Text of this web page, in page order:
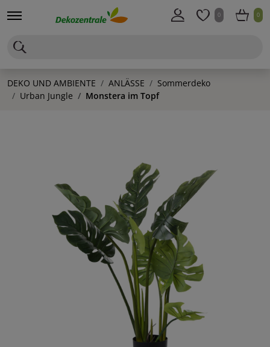
0 0
DEKO UND AMBIENTE ANLÄSSE
Sommerdeko
Urban Jungle
Monstera im Topf